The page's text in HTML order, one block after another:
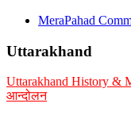
MeraPahad
Uttarakhand
Uttarakhand History &
आन्दोलन